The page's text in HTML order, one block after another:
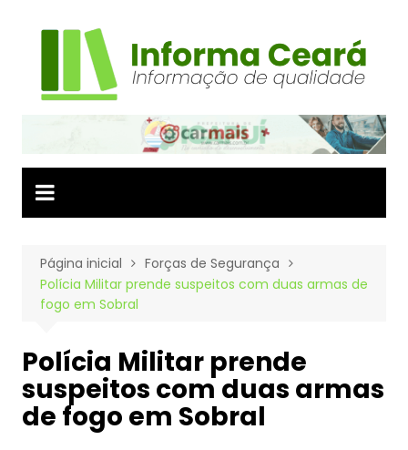
Página inicial
Forças de Segurança
Polícia Militar prende suspeitos com duas armas de
fogo em Sobral
Polícia Militar prende
suspeitos com duas armas
de fogo em Sobral